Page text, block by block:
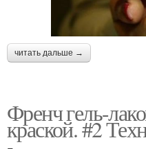
читать дальше →
Френч гель-
краской. #2